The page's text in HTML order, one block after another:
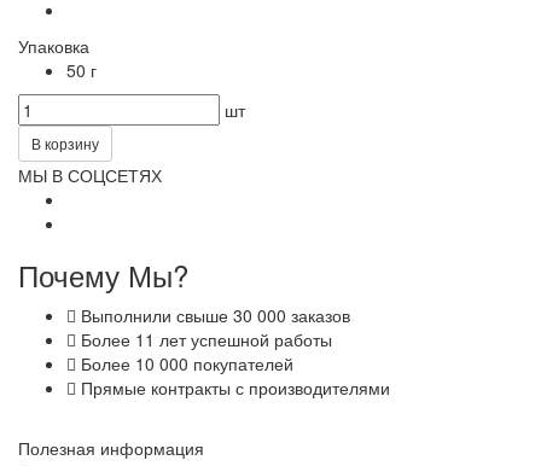
Упаковка
50 г
шт
В корзину
МЫ В СОЦСЕТЯХ
Почему Мы?
Выполнили свыше 30 000 заказов
Более 11 лет успешной работы
Более 10 000 покупателей
Прямые контракты с производителями
Полезная информация